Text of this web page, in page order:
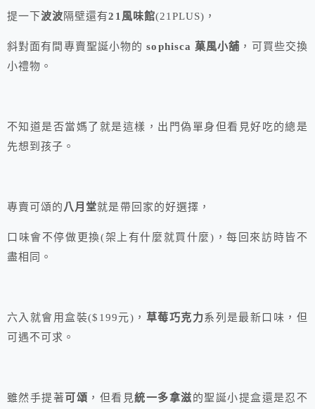
提一下波波隔壁還有21風味館(21PLUS)，
斜對面有間專賣聖誕小物的 sophisca 菓風小舖 ，可買些交換
小禮物。
不知道是否當媽了就是這樣，出門偽單身但看見好吃的總是
先想到孩子。
專賣可頌的八月堂就是帶回家的好選擇，
口味會不停做更換(架上有什麼就買什麼)，每回來訪時皆不
盡相同。
六入就會用盒裝($199元)， 草莓巧克力系列是最新口味，但
可遇不可求。
雖然手提著可頌 ，但看見統一多拿滋的聖誕小提盒還是忍不